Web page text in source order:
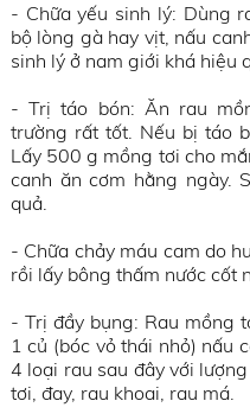
- Chữa yếu sinh lý: Dùng
bộ lòng gà hay vịt, nấu
sinh lý ở nam giới khá hiệu
- Trị táo bón: Ăn rau
trường rất tốt. Nếu bị táo
Lấy 500 g mồng tơi cho
canh ăn cơm hằng ngày.
quả.
- Chữa chảy máu cam do
rồi lấy bông thấm nước cốt
- Trị đầy bụng: Rau mồng
1 củ (bóc vỏ thái nhỏ) nấu
4 loại rau sau đây với
tơi, đay, rau khoai, rau má.